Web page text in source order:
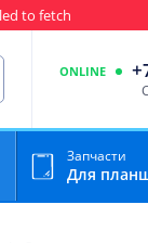
ONLINE
Запчасти
Для